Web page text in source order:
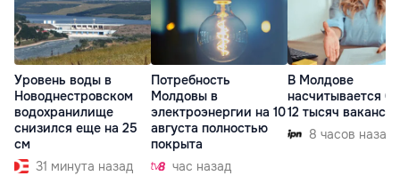
Уровень воды в
Новоднестровском
водохранилище
снизился еще на 25
см
31 минута назад
Потребность
Молдовы в
электроэнергии на 10
августа полностью
покрыта
час назад
В Молдове
насчитывается
12 тысяч
8 часов назад